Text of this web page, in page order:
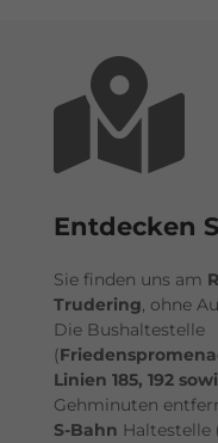
Entdecken
Sie finden uns am
Trudering, ohne
Die Bushaltestelle
(
Linien 185, 192
Gehminuten
S-Bahn Haltestelle